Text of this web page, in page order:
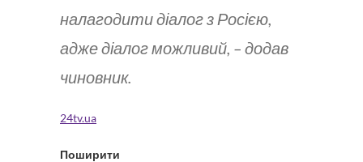
налагодити діалог з Росією,
адже діалог можливий, – додав
чиновник.
24tv.ua
Поширити